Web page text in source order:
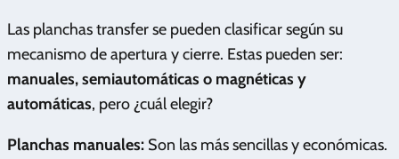
Las planchas transfer se pueden clasificar según su
mecanismo de apertura y cierre. Estas pueden ser:
manuales, semiautomáticas o magnéticas y
automáticas, pero ¿cuál elegir?
Planchas manuales: Son las más sencillas y económicas.